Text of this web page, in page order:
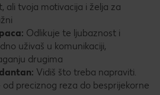
ali tvoja motivacija i želja za
Odlikuje te ljubaznost i
uživaš u komunikaciji,
drugima
Vidiš što treba napraviti.
preciznog reza do besprijekorne